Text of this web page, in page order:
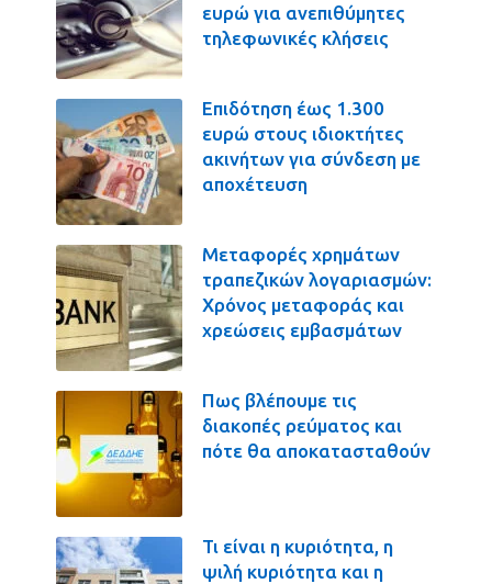
ευρώ για ανεπιθύμητες
τηλεφωνικές κλήσεις
Επιδότηση έως 1.300
ευρώ στους ιδιοκτήτες
ακινήτων για σύνδεση με
αποχέτευση
Μεταφορές χρημάτων
τραπεζικών λογαριασμών:
Χρόνος μεταφοράς και
χρεώσεις εμβασμάτων
Πως βλέπουμε τις
διακοπές ρεύματος και
πότε θα αποκατασταθούν
Τι είναι η κυριότητα, η
ψιλή κυριότητα και η